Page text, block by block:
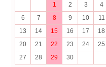
1
2 3 4
6
7 8 9 10 11
13
14 15 16 17 18
20
21 22 23 24 25
27
28 29 30